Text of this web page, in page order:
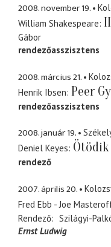
2008. november 19.
William Shakespeare
Gábor
rendezőasszisztens
2008. március 21.
Henrik Ibsen Peer
rendezőasszisztens
2008. január 19.
Deniel Keyes
rendező
2007. április 20.
Fred Ebb - Joe
Rendező
Szilágyi-
Ernst Ludwig